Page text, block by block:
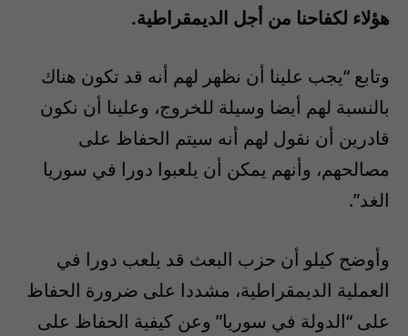
هؤلاء لكفاحنا من أجل الديمقراطية.
وتابع “يجب علينا أن نظهر لهم أنه قد تكون هناك
بالنسبة لهم أيضا وسيلة للخروج، وعلينا أن نكون
قادرين أن نقول لهم أنه سيتم الحفاظ على
مصالحهم، وأنهم يمكن أن يلعبوا دورا في سوريا
الغد”.
وأوضح كيلو أن حزب البعث قد يلعب دورا في
العملية الديمقراطية، مشددا على ضرورة الحفاظ
على “الدولة في سوريا” وعن كيفية الحفاظ على